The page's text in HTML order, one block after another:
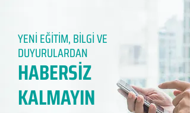
YENİ EĞİTİM, BİLGİ VE
DUYURULARDAN
HABERSİZ
KALMAYIN​